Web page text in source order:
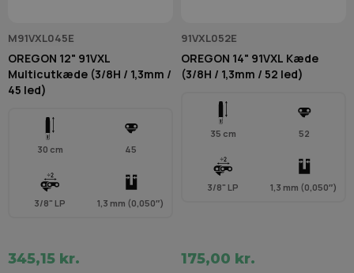
M91VXL045E
OREGON 12" 91VXL
Multicutkæde (3/8H / 1,3mm /
45 led)
30 cm 45
3/8" LP 1,3 mm (0,050″)
345,15 kr.
91VXL052E
OREGON 14" 91VXL Kæde
(3/8H / 1,3mm / 52 led)
35 cm 52
3/8" LP 1,3 mm (0,050″)
175,00 kr.